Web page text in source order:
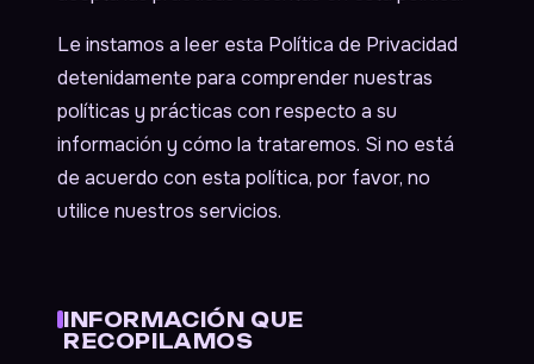
Le instamos a leer esta Política de Privacidad
detenidamente para comprender nuestras
políticas y prácticas con respecto a su
información y cómo la trataremos. Si no está
de acuerdo con esta política, por favor, no
utilice nuestros servicios.
INFORMACIÓN QUE
RECOPILAMOS